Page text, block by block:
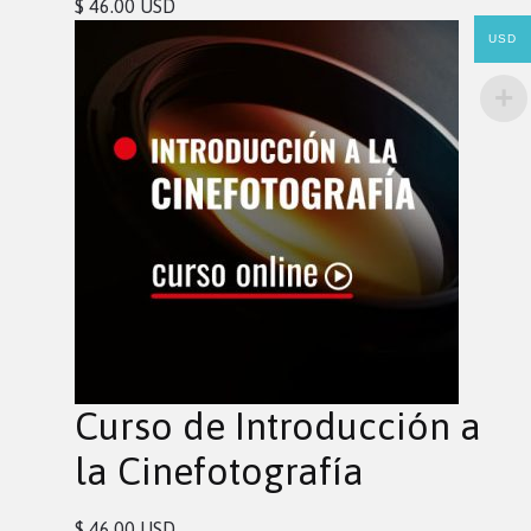
$ 46.00 USD
Curso de Introducción a
la Cinefotografía
USD